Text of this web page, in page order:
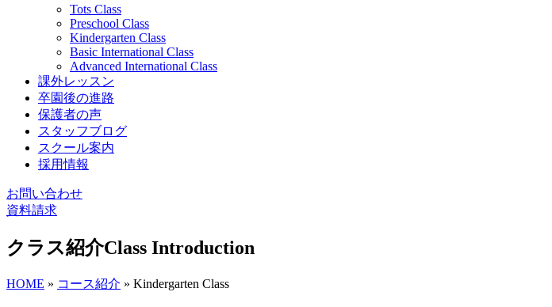
Tots Class
Preschool Class
Kindergarten Class
Basic International Class
Advanced International Class
課外レッスン
卒園後の進路
保護者の声
スタッフブログ
スクール案内
採用情報
お問い合わせ
資料請求
クラス紹介Class Introduction
HOME » コース紹介 » Kindergarten Class